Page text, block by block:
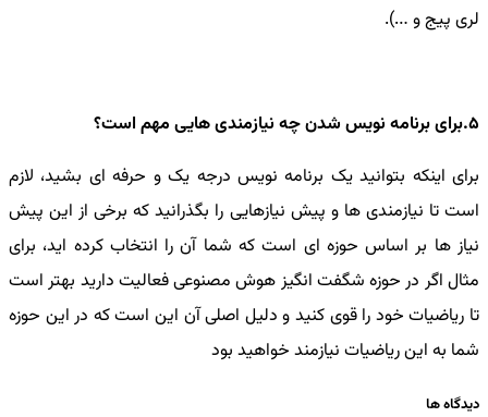
لری پیج و …).
5.برای برنامه نویس شدن چه نیازمندی هایی مهم است؟
برای اینکه بتوانید یک برنامه نویس درجه یک و حرفه ای بشید، لازم
است تا نیازمندی ها و پیش نیازهایی را بگذرانید که برخی از این پیش
نیاز ها بر اساس حوزه ای است که شما آن را انتخاب کرده اید، برای
مثال اگر در حوزه شگفت انگیز هوش مصنوعی فعالیت دارید بهتر است
تا ریاضیات خود را قوی کنید و دلیل اصلی آن این است که در این حوزه
شما به این ریاضیات نیازمند خواهید بود
دیدگاه ها